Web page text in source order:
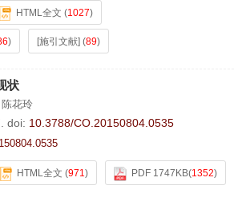
HTML全文 (1027)
) [施引文献] (89)
状
陈花玲
doi: 10.3788/CO.20150804.0535
HTML全文 (971) PDF 1747KB(1352)